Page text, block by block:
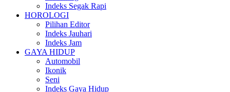
Indeks Segak Rapi
HOROLOGI
Pilihan Editor
Indeks Jauhari
Indeks Jam
GAYA HIDUP
Automobil
Ikonik
Seni
Indeks Gaya Hidup